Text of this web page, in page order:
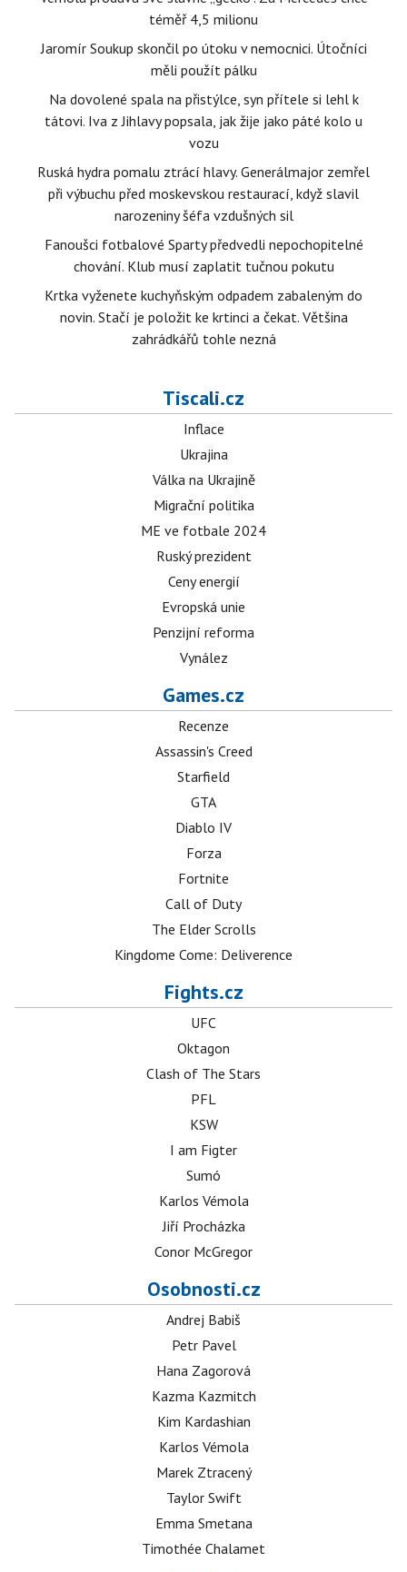
téměř 4,5 milionu
Jaromír Soukup skončil po útoku v nemocnici. Útočníci
měli použít pálku
Na dovolené spala na přistýlce, syn přítele si lehl k
tátovi. Iva z Jihlavy popsala, jak žije jako páté kolo u
vozu
Ruská hydra pomalu ztrácí hlavy. Generálmajor zemřel
při výbuchu před moskevskou restaurací, když slavil
narozeniny šéfa vzdušných sil
Fanoušci fotbalové Sparty předvedli nepochopitelné
chování. Klub musí zaplatit tučnou pokutu
Krtka vyženete kuchyňským odpadem zabaleným do
novin. Stačí je položit ke krtinci a čekat. Většina
zahrádkářů tohle nezná
Tiscali.cz
Inflace
Ukrajina
Válka na Ukrajině
Migrační politika
ME ve fotbale 2024
Ruský prezident
Ceny energií
Evropská unie
Penzijní reforma
Vynález
Games.cz
Recenze
Assassin's Creed
Starfield
GTA
Diablo IV
Forza
Fortnite
Call of Duty
The Elder Scrolls
Kingdome Come: Deliverence
Fights.cz
UFC
Oktagon
Clash of The Stars
PFL
KSW
I am Figter
Sumó
Karlos Vémola
Jiří Procházka
Conor McGregor
Osobnosti.cz
Andrej Babiš
Petr Pavel
Hana Zagorová
Kazma Kazmitch
Kim Kardashian
Karlos Vémola
Marek Ztracený
Taylor Swift
Emma Smetana
Timothée Chalamet